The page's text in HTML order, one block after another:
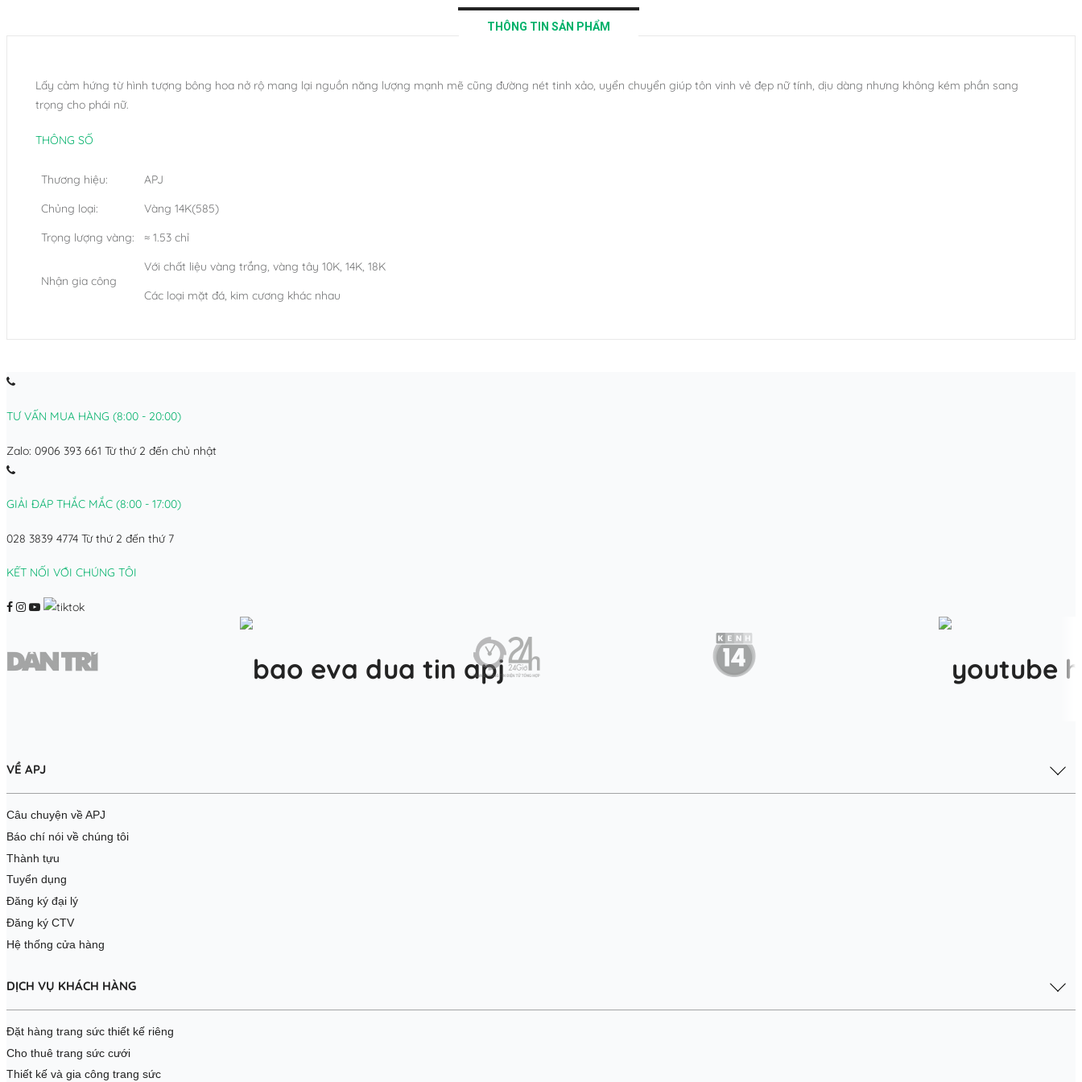
THÔNG TIN SẢN PHẨM
Lấy cảm hứng từ hình tượng bông hoa nở rộ mang lại nguồn năng lượng mạnh mẽ cũng đường nét tinh xảo, uyển chuyển giúp tôn vinh vẻ đẹp nữ tính, dịu dàng nhưng không kém phần sang
trọng cho phái nữ.
THÔNG SỐ
Thương hiệu:
APJ
Chủng loại:
Vàng 14K(585)
Trọng lượng vàng:
≈ 1.53 chỉ
Nhận gia công
Với chất liệu vàng trắng, vàng tây 10K, 14K, 18K
Các loại mặt đá, kim cương khác nhau
TƯ VẤN MUA HÀNG (8:00 - 20:00)
Zalo: 0906 393 661 Từ thứ 2 đến chủ nhật
GIẢI ĐÁP THẮC MẮC (8:00 - 17:00)
028 3839 4774 Từ thứ 2 đến thứ 7
KẾT NỐI VỚI CHÚNG TÔI
VỀ APJ
Câu chuyện về APJ
Báo chí nói về chúng tôi
Thành tựu
Tuyển dụng
Đăng ký đại lý
Đăng ký CTV
Hệ thống cửa hàng
DỊCH VỤ KHÁCH HÀNG
Đặt hàng trang sức thiết kế riêng
Cho thuê trang sức cưới
Thiết kế và gia công trang sức